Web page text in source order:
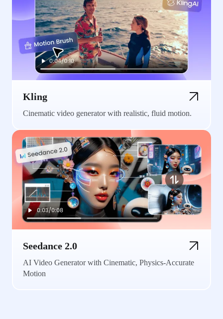
Kling
Cinematic video generator with realistic, fluid motion.
Seedance 2.0
AI Video Generator with Cinematic, Physics-Accurate
Motion